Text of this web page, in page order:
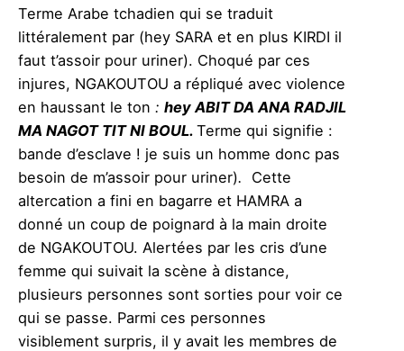
Terme Arabe tchadien qui se traduit
littéralement par (hey SARA et en plus KIRDI il
faut t’assoir pour uriner). Choqué par ces
injures, NGAKOUTOU a répliqué avec violence
en haussant le ton : hey ABIT DA ANA RADJIL
MA NAGOT TIT NI BOUL. Terme qui signifie :
bande d’esclave ! je suis un homme donc pas
besoin de m’assoir pour uriner).
Cette
altercation a fini en bagarre et HAMRA a
donné un coup de poignard à la main droite
de NGAKOUTOU. Alertées par les cris d’une
femme qui suivait la scène à distance,
plusieurs personnes sont sorties pour voir ce
qui se passe. Parmi ces personnes
visiblement surpris, il y avait les membres de